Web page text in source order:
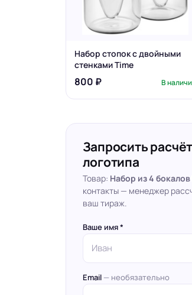
Набор стопок с двойными
стенками Time
800 ₽ В
Запросить
логотипа
Товар: Набор из 4
контакты — менеджер
ваш тираж.
Ваше имя *
Email — необязательно